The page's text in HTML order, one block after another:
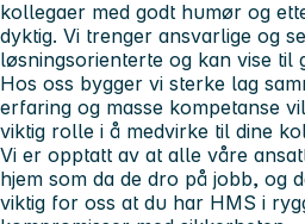
kollegaer med godt humør og
dyktig. Vi trenger ansvarlige og
løsningsorienterte og kan vise til
Hos oss bygger vi sterke lag
erfaring og masse kompetanse
viktig rolle i å medvirke til dine
Vi er opptatt av at alle våre
hjem som da de dro på jobb, og
viktig for oss at du har HMS i